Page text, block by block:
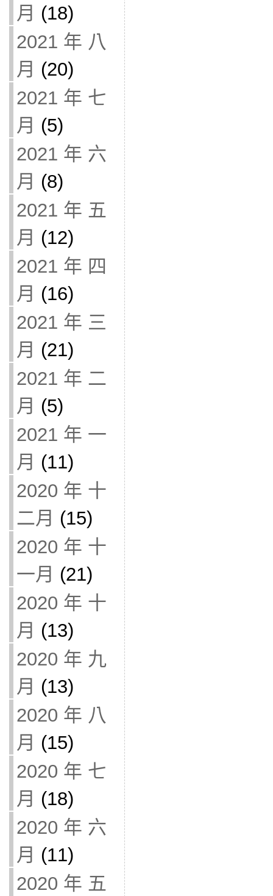
月 (18)
2021 年 八
月 (20)
2021 年 七
月 (5)
2021 年 六
月 (8)
2021 年 五
月 (12)
2021 年 四
月 (16)
2021 年 三
月 (21)
2021 年 二
月 (5)
2021 年 一
月 (11)
2020 年 十
二月 (15)
2020 年 十
一月 (21)
2020 年 十
月 (13)
2020 年 九
月 (13)
2020 年 八
月 (15)
2020 年 七
月 (18)
2020 年 六
月 (11)
2020 年 五